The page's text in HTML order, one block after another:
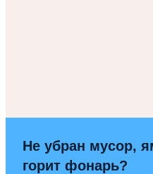
Не убран мусор,
горит фонарь?